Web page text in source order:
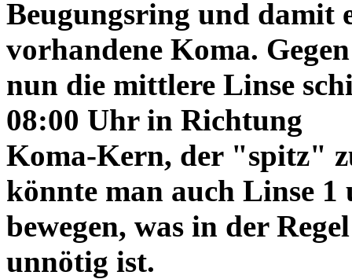
Beugungsring und damit
vorhandene Koma.
nun die mittlere Linse
08:00 Uhr in Richtung
Koma-Kern, der "spitz"
könnte man auch Linse
bewegen, was in der Regel
unnötig ist.